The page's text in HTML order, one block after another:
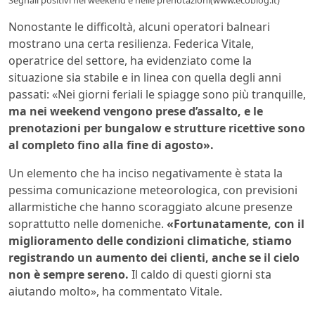
Nonostante le difficoltà, alcuni operatori balneari
mostrano una certa resilienza. Federica Vitale,
operatrice del settore, ha evidenziato come la
situazione sia stabile e in linea con quella degli anni
passati: «Nei giorni feriali le spiagge sono più tranquille,
ma nei weekend vengono prese d’assalto, e le
prenotazioni per bungalow e strutture ricettive sono
al completo fino alla fine di agosto».
Un elemento che ha inciso negativamente è stata la
pessima comunicazione meteorologica, con previsioni
allarmistiche che hanno scoraggiato alcune presenze
soprattutto nelle domeniche. «Fortunatamente, con il
miglioramento delle condizioni climatiche, stiamo
registrando un aumento dei clienti, anche se il cielo
non è sempre sereno. Il caldo di questi giorni sta
aiutando molto», ha commentato Vitale.